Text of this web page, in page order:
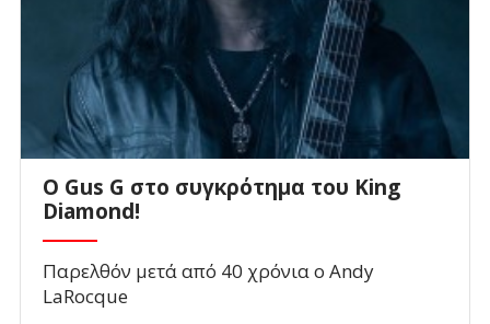
O Gus G στο συγκρότημα του King
Diamond!
Παρελθόν μετά από 40 χρόνια ο Andy
LaRocque